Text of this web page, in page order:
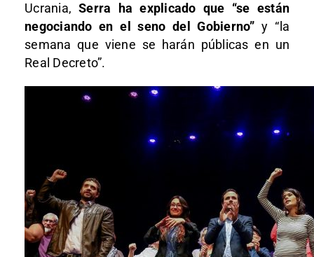
Ucrania,Serra ha explicado que “se están
negociando en el seno del Gobierno” y “la
semana que viene se harán públicas en un
Real Decreto”.